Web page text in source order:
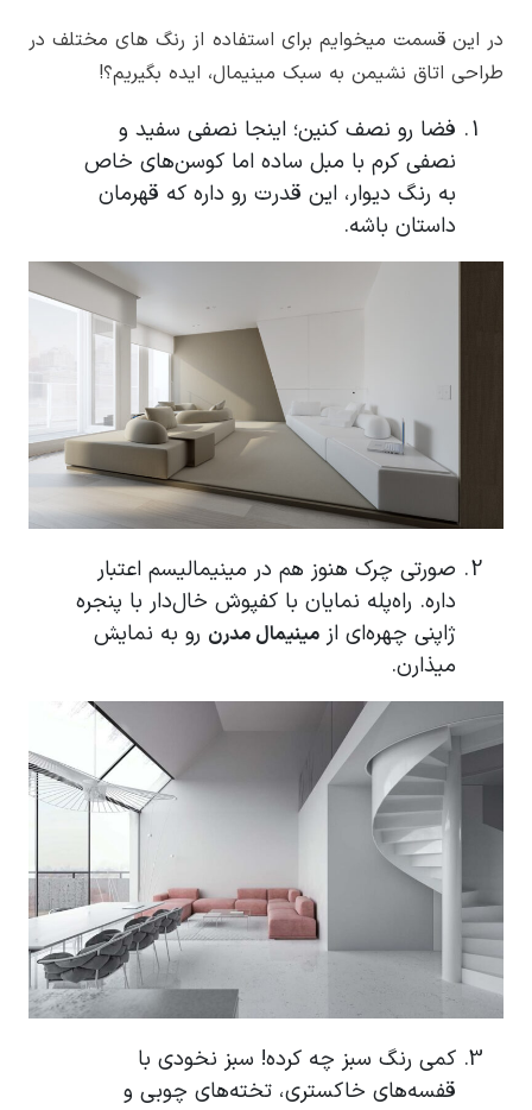
در این قسمت میخوایم برای استفاده از رنگ های مختلف در
طراحی اتاق نشیمن به سبک مینیمال، ایده بگیریم؟!
فضا رو نصف کنین؛ اینجا نصفی سفید و
نصفی کرم با مبل ساده اما کوسن‌های خاص
به رنگ دیوار، این قدرت رو داره که قهرمان
داستان باشه.
صورتی چرک هنوز هم در مینیمالیسم اعتبار
داره. راه‌پله نمایان با کفپوش خال‌دار با پنجره
ژاپنی چهره‌ای از مینیمال مدرن رو به نمایش
میذارن.
کمی رنگ سبز چه کرده! سبز نخودی با
قفسه‌های خاکستری، تخته‌های چوبی و